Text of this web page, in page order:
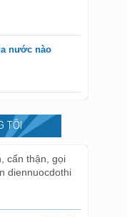
nước nào
TÔI
cẩn thận, gọi
diennuocdothi